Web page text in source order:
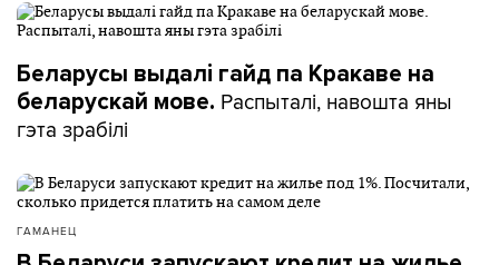
Беларусы выдалі гайд па Кракаве на
беларускай мове. Распыталі, навошта яны
гэта зрабілі
ГАМАНЕЦ